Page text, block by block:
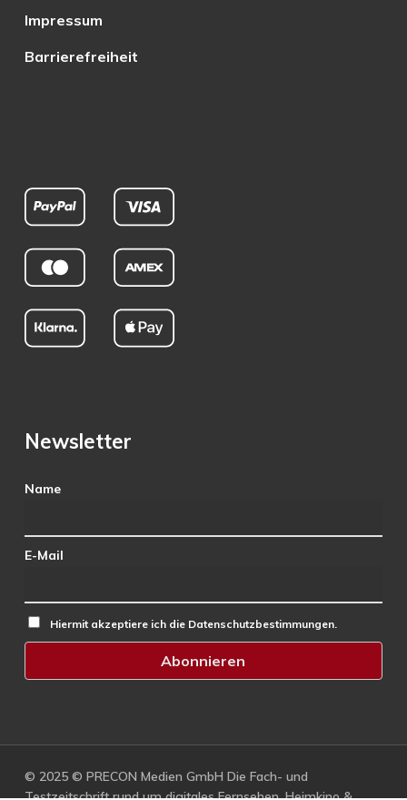
Impressum
Barrierefreiheit
Newsletter
Name
E-Mail
Hiermit akzeptiere ich die Datenschutzbestimmungen.
© 2025 © PRECON Medien GmbH Die Fach- und
Testzeitschrift rund um digitales Fernsehen, Heimkino &